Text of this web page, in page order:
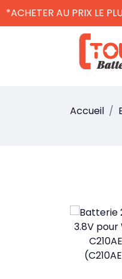
*ACHETER AU PRIX LE
Accueil